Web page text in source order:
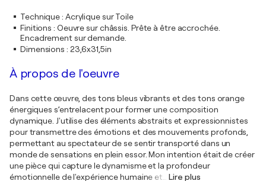
Technique: Acrylique sur Toile
Finitions : Oeuvre sur châssis. Prête à être accrochée.
Encadrement sur demande.
Dimensions : 23,6x31,5in
À propos de l'oeuvre
Dans cette œuvre, des tons bleus vibrants et des tons orange
énergiques s’entrelacent pour former une composition
dynamique. J'utilise des éléments abstraits et expressionnistes
pour transmettre des émotions et des mouvements profonds,
permettant au spectateur de se sentir transporté dans un
monde de sensations en plein essor. Mon intention était de créer
une pièce qui capture le dynamisme et la profondeur
émotionnelle de l'expérience humaine et… Lire plus